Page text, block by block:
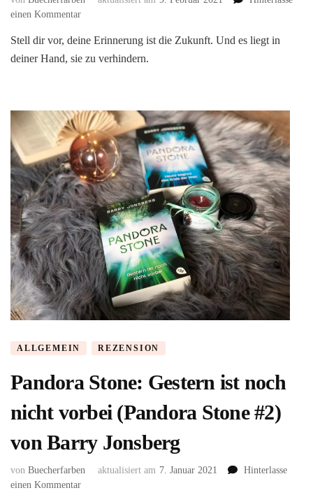
einen Kommentarzu
Stone.
Morgen
mehr
(Pandora
Stone
#3)
von
Barry
Jonsberg
Stell dir vor, deine Erinnerung ist die Zukunft. Und es liegt in
deiner Hand, sie zu verhindern.
ALLGEMEIN REZENSION
Pandora Stone: Gestern ist noch
nicht vorbei (Pandora Stone #2)
von Barry Jonsberg
von Buecherfarben aktualisiert am 7. Januar 2021
Hinterlasse
einen Kommentarzu